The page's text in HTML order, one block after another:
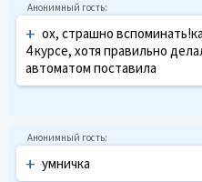
+ ох, страшно
4 курсе, хотя правильно
автоматом поставила
+ умничка